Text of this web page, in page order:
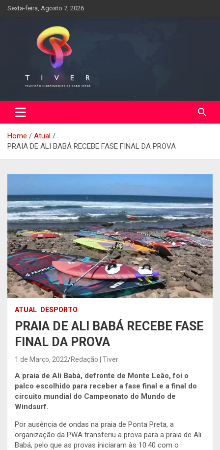
SkipSexta-feira, Agosto 7, 2026
Home
Atual
PRAIA DE ALI BABÁ RECEBE FASE FINAL DA PROVA
ATUAL DESPORTO
PRAIA DE ALI BABÁ RECEBE FASE
FINAL DA PROVA
1 de Março, 2022 Redação | Tiver
A praia de Ali Babá, defronte de Monte Leão, foi o
palco escolhido para receber a fase final e a final do
circuito mundial do Campeonato do Mundo de
Windsurf.
Por ausência de ondas na praia de Ponta Preta, a
organização da PWA transferiu a prova para a praia de Ali
Babá, pelo que as provas iniciaram às 10:40 com o